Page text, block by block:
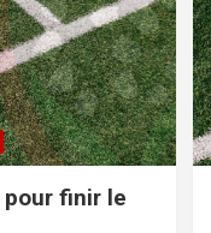
pour finir le